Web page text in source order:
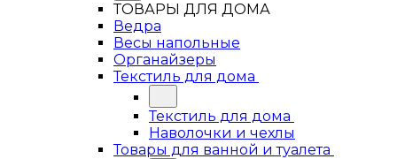
ТОВАРЫ ДЛЯ ДОМА
Ведра
Весы напольные
Органайзеры
Текстиль для дома
Текстиль для дома
Наволочки и чехлы
Товары для ванной и туалета